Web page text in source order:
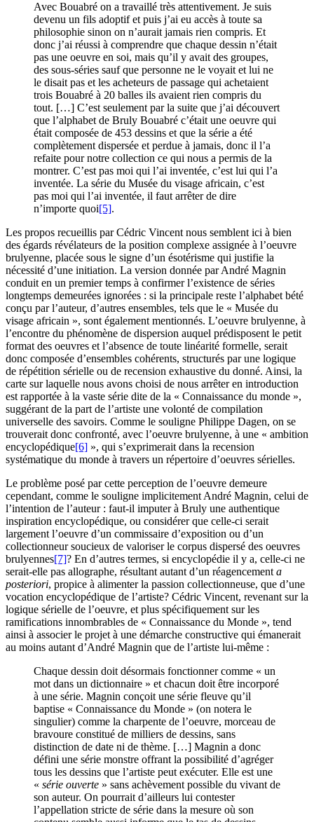
Avec Bouabré on a travaillé très attentivement. Je suis
devenu un fils adoptif et puis j’ai eu accès à toute sa
philosophie sinon on n’aurait jamais rien compris. Et
donc j’ai réussi à comprendre que chaque dessin n’était
pas une oeuvre en soi, mais qu’il y avait des groupes,
des sous-séries sauf que personne ne le voyait et lui ne
le disait pas et les acheteurs de passage qui achetaient
trois Bouabré à 20 balles ils avaient rien compris du
tout. […] C’est seulement par la suite que j’ai découvert
que l’alphabet de Bruly Bouabré c’était une oeuvre qui
était composée de 453 dessins et que la série a été
complètement dispersée et perdue à jamais, donc il l’a
refaite pour notre collection ce qui nous a permis de la
montrer. C’est pas moi qui l’ai inventée, c’est lui qui l’a
inventée. La série du Musée du visage africain, c’est
pas moi qui l’ai inventée, il faut arrêter de dire
n’importe quoi[5].
Les propos recueillis par Cédric Vincent nous semblent ici à bien
des égards révélateurs de la position complexe assignée à l’oeuvre
brulyenne, placée sous le signe d’un ésotérisme qui justifie la
nécessité d’une initiation. La version donnée par André Magnin
conduit en un premier temps à confirmer l’existence de séries
longtemps demeurées ignorées : si la principale reste l’alphabet bété
conçu par l’auteur, d’autres ensembles, tels que le « Musée du
visage africain », sont également mentionnés. L’oeuvre brulyenne, à
l’encontre du phénomène de dispersion auquel prédisposent le petit
format des oeuvres et l’absence de toute linéarité formelle, serait
donc composée d’ensembles cohérents, structurés par une logique
de répétition sérielle ou de recension exhaustive du donné. Ainsi, la
carte sur laquelle nous avons choisi de nous arrêter en introduction
est rapportée à la vaste série dite de la « Connaissance du monde »,
suggérant de la part de l’artiste une volonté de compilation
universelle des savoirs. Comme le souligne Philippe Dagen, on se
trouverait donc confronté, avec l’oeuvre brulyenne, à une « ambition
encyclopédique[6] », qui s’exprimerait dans la recension
systématique du monde à travers un répertoire d’oeuvres sérielles.
Le problème posé par cette perception de l’oeuvre demeure
cependant, comme le souligne implicitement André Magnin, celui de
l’intention de l’auteur : faut-il imputer à Bruly une authentique
inspiration encyclopédique, ou considérer que celle-ci serait
largement l’oeuvre d’un commissaire d’exposition ou d’un
collectionneur soucieux de valoriser le corpus dispersé des oeuvres
brulyennes[7]? En d’autres termes, si encyclopédie il y a, celle-ci ne
serait-elle pas allographe, résultant autant d’un réagencementa
posteriori, propice à alimenter la passion collectionneuse, que d’une
vocation encyclopédique de l’artiste? Cédric Vincent, revenant sur la
logique sérielle de l’oeuvre, et plus spécifiquement sur les
ramifications innombrables de « Connaissance du Monde », tend
ainsi à associer le projet à une démarche constructive qui émanerait
au moins autant d’André Magnin que de l’artiste lui-même :
Chaque dessin doit désormais fonctionner comme « un
mot dans un dictionnaire » et chacun doit être incorporé
à une série. Magnin conçoit une série fleuve qu’il
baptise « Connaissance du Monde » (on notera le
singulier) comme la charpente de l’oeuvre, morceau de
bravoure constitué de milliers de dessins, sans
distinction de date ni de thème. […] Magnin a donc
défini une série monstre offrant la possibilité d’agréger
tous les dessins que l’artiste peut exécuter. Elle est une
« série ouverte » sans achèvement possible du vivant de
son auteur. On pourrait d’ailleurs lui contester
l’appellation stricte de série dans la mesure où son